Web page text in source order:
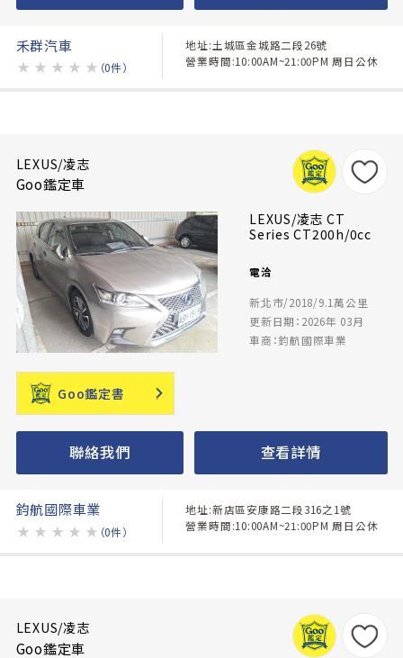
禾群汽車
★ ★ ★ ★ ★ （0件）
地址:土城區金城路二段26號
營業時間:10:00AM~21:00PM 周日公休
LEXUS/凌志
Goo鑑定車
LEXUS/凌志 CT
Series CT200h/0cc
電洽
新北市/2018/9.1萬公里
更新日期：2026年 03月
車商：鈞航國際車業
Goo鑑定書
聯絡我們 查看詳情
鈞航國際車業
★ ★ ★ ★ ★ （0件）
地址:新店區安康路二段316之1號
營業時間:10:00AM~21:00PM 周日公休
LEXUS/凌志
Goo鑑定車